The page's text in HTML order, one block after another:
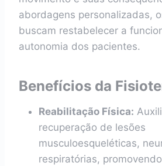
abordagens personalizadas,
buscam restabelecer a
autonomia dos pacientes.
Benefícios da
Reabilitação Física:
recuperação de lesões
musculoesqueléticas,
respiratórias,